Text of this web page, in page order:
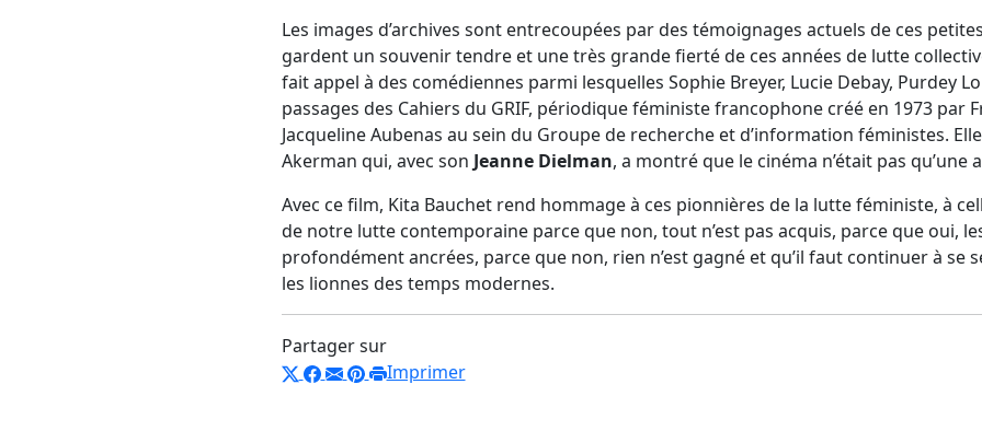
Les images d’archives sont entrecoupées par des témoignages actuels de ces
gardent un souvenir tendre et une très grande fierté de ces années de lutte
fait appel à des comédiennes parmi lesquelles Sophie Breyer, Lucie Debay, Purdey
passages des Cahiers du GRIF, périodique féministe francophone créé en 1973 par
Jacqueline Aubenas au sein du Groupe de recherche et d’information féministes.
Akerman qui, avec son Jeanne Dielman, a montré que le cinéma n’était pas qu’une
Avec ce film, Kita Bauchet rend hommage à ces pionnières de la lutte féministe, à
de notre lutte contemporaine parce que non, tout n’est pas acquis, parce que oui,
profondément ancrées, parce que non, rien n’est gagné et qu’il faut continuer à se
les lionnes des temps modernes.
Partager sur
Imprimer